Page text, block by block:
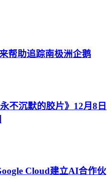
帮助追踪南极洲企鹅
不沉默的胶片》12月8日
Cloud建立AI合作伙